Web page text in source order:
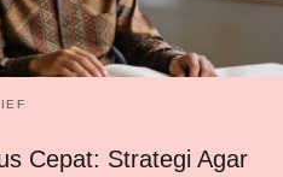
Cepat: Strategi Agar